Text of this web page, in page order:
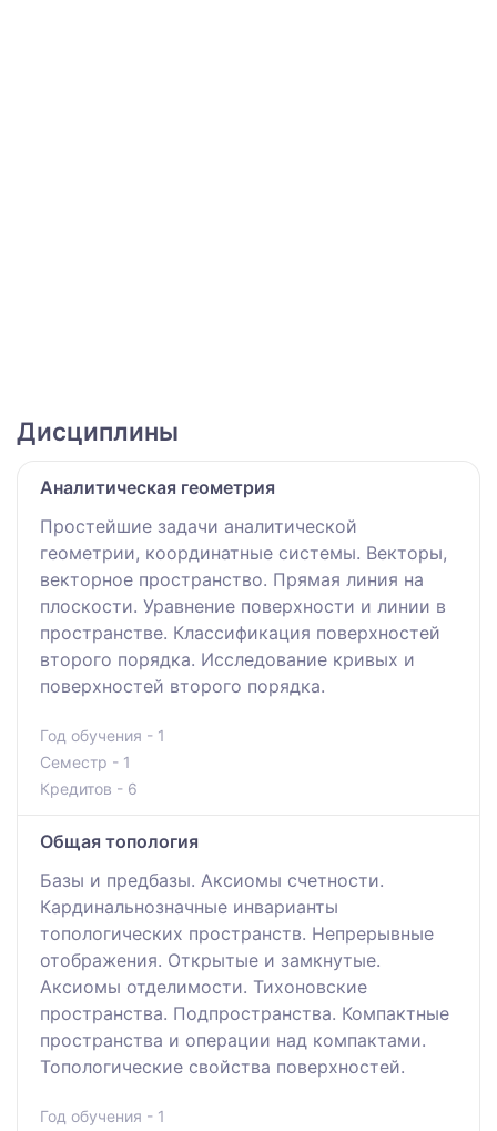
Дисциплины
Аналитическая геометрия
Простейшие задачи аналитической
геометрии, координатные системы. Векторы,
векторное пространство. Прямая линия на
плоскости. Уравнение поверхности и линии в
пространстве. Классификация поверхностей
второго порядка. Исследование кривых и
поверхностей второго порядка.
Год обучения - 1
Семестр - 1
Кредитов - 6
Общая топология
Базы и предбазы. Аксиомы счетности.
Кардинальнозначные инварианты
топологических пространств. Непрерывные
отображения. Открытые и замкнутые.
Аксиомы отделимости. Тихоновские
пространства. Подпространства. Компактные
пространства и операции над компактами.
Топологические свойства поверхностей.
Год обучения - 1